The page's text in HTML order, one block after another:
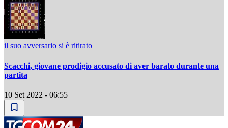
il suo avversario si è ritirato
Scacchi, giovane prodigio accusato di aver barato durante una
partita
10 Set 2022 - 06:55